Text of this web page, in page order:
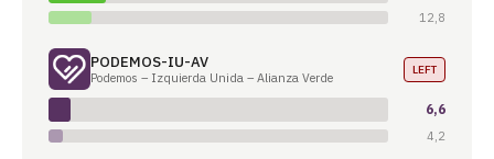
12,8
PODEMOS-IU-AV
Podemos – Izquierda Unida – Alianza Verde
LEFT
6,6
4,2